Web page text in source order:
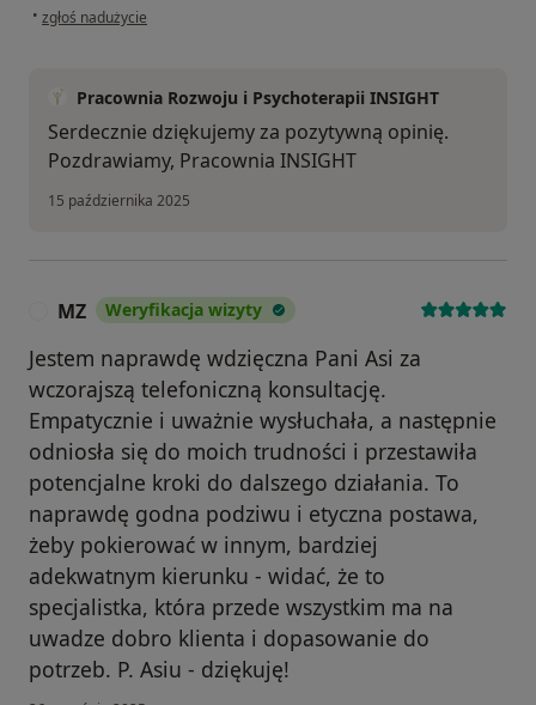
• w opinii użytkownika Łukasz
zgłoś nadużycie
Pracownia Rozwoju i Psychoterapii INSIGHT
Serdecznie dziękujemy za pozytywną opinię.
Pozdrawiamy, Pracownia INSIGHT
15 października 2025
MZ Weryfikacja wizyty
Jestem naprawdę wdzięczna Pani Asi za
wczorajszą telefoniczną konsultację.
Empatycznie i uważnie wysłuchała, a następnie
odniosła się do moich trudności i przestawiła
potencjalne kroki do dalszego działania. To
naprawdę godna podziwu i etyczna postawa,
żeby pokierować w innym, bardziej
adekwatnym kierunku - widać, że to
specjalistka, która przede wszystkim ma na
uwadze dobro klienta i dopasowanie do
potrzeb. P. Asiu - dziękuję!